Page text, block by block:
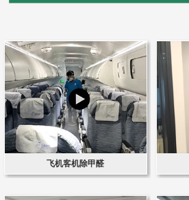
飞机客机除甲醛